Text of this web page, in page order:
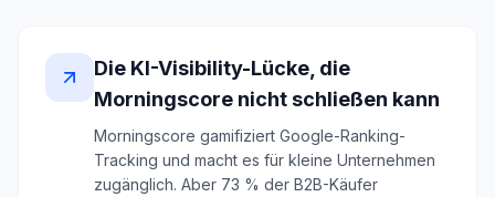
Die KI-Visibility-Lücke, die
Morningscore nicht schließen kann
Morningscore gamifiziert Google-Ranking-
Tracking und macht es für kleine Unternehmen
zugänglich. Aber 73 % der B2B-Käufer